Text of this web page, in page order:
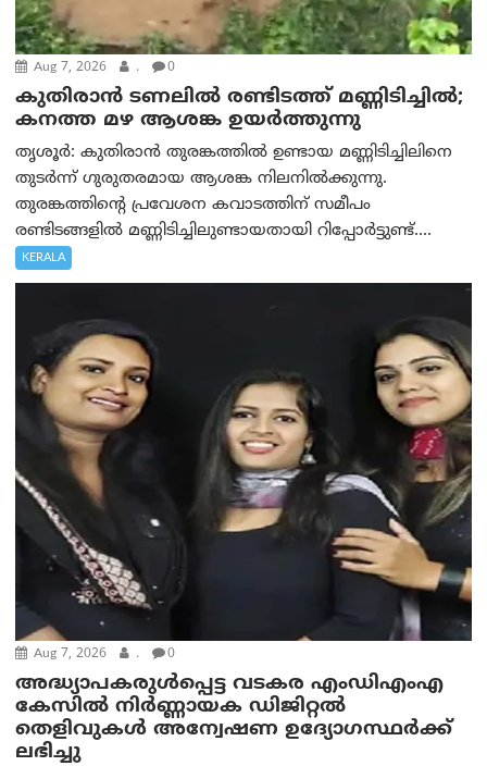
Aug 7, 2026 . 0
കുതിരാൻ ടണലിൽ രണ്ടിടത്ത് മണ്ണിടിച്ചിൽ;
കനത്ത മഴ ആശങ്ക ഉയർത്തുന്നു
തൃശൂർ: കുതിരാൻ തുരങ്കത്തിൽ ഉണ്ടായ മണ്ണിടിച്ചിലിനെ
തുടർന്ന് ഗുരുതരമായ ആശങ്ക നിലനിൽക്കുന്നു.
തുരങ്കത്തിന്റെ പ്രവേശന കവാടത്തിന് സമീപം
രണ്ടിടങ്ങളിൽ മണ്ണിടിച്ചിലുണ്ടായതായി റിപ്പോർട്ടുണ്ട്....
KERALA
Aug 7, 2026 . 0
അദ്ധ്യാപകരുള്‍പ്പെട്ട വടകര എംഡി‌എം‌എ
കേസില്‍ നിര്‍ണ്ണായക ഡിജിറ്റല്‍
തെളിവുകള്‍ അന്വേഷണ ഉദ്യോഗസ്ഥര്‍ക്ക്
ലഭിച്ചു